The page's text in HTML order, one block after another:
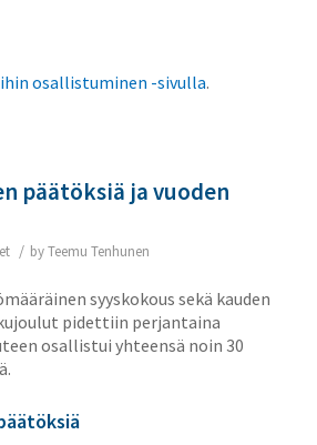
osallistuminen -sivulla.
päätöksiä ja vuoden
/ byTeemu Tenhunen
syyskokous sekä kauden
pidettiin perjantaina
osallistui yhteensä noin 30